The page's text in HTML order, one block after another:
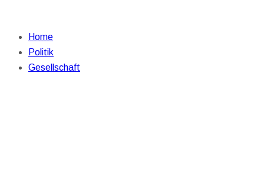
Home
Politik
Gesellschaft